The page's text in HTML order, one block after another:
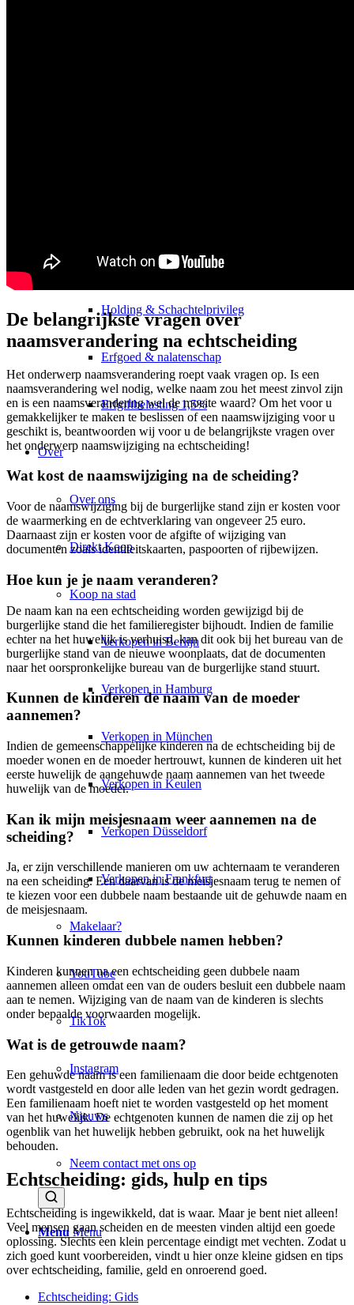
Onroerend goed belasting VS
Holding & Schachtelprivileg
Erfgoed & nalatenschap
Erfgiftbelasting 1,5%
Over
Over ons
Direkt Koop
Koop na stad
Verkopen in Berlijn
Verkopen in Hamburg
Verkopen in München
Verkopen in Keulen
Verkopen Düsseldorf
Verkopen in Frankfurt
Makelaar?
YouTube
TikTok
Instagram
Nieuws
Neem contact met ons op
Menu Menu
De belangrijkste vragen over
naamsverandering na echtscheiding
Het onderwerp naamsverandering roept vaak vragen op. Is een
naamsverandering wel nodig, welke naam zou het meest zinvol zijn
en is een naamsverandering wel de moeite waard? Om het voor u
gemakkelijker te maken te beslissen of een naamswijziging voor u
geschikt is, beantwoorden wij voor u de belangrijkste vragen over
het onderwerp naamswijziging na echtscheiding!
Wat kost de naamswijziging na de scheiding?
Voor de naamswijziging bij de burgerlijke stand zijn er kosten voor
de waarmerking en de echtverklaring van ongeveer 25 euro.
Daarnaast zijn er kosten voor de afgifte of wijziging van
documenten zoals identiteitskaarten, paspoorten of rijbewijzen.
Hoe kun je je naam veranderen?
De naam kan na een echtscheiding worden gewijzigd bij de
burgerlijke stand die het familieregister bijhoudt. Indien de familie
echter na het huwelijk is verhuisd, kan dit ook bij het bureau van de
burgerlijke stand van de nieuwe woonplaats, dat de documenten
naar het oorspronkelijke bureau van de burgerlijke stand stuurt.
Kunnen de kinderen de naam van de moeder
aannemen?
Indien de gemeenschappelijke kinderen na de echtscheiding bij de
moeder wonen en de moeder hertrouwt, kunnen de kinderen uit het
eerste huwelijk de aangehuwde naam aannemen van het tweede
huwelijk van de moeder.
Kan ik mijn meisjesnaam weer aannemen na de
scheiding?
Ja, er zijn verschillende manieren om uw achternaam te veranderen
na een scheiding. Een daarvan is de meisjesnaam terug te nemen of
te kiezen voor een dubbele naam bestaande uit de gehuwde naam en
de meisjesnaam.
Kunnen kinderen dubbele namen hebben?
Kinderen kunnen na een echtscheiding geen dubbele naam
aannemen alleen omdat een van de ouders besluit een dubbele naam
aan te nemen. Wijziging van de naam van de kinderen is slechts
onder bepaalde voorwaarden mogelijk.
Wat is de getrouwde naam?
Een gehuwde naam is een familienaam die door beide echtgenoten
wordt vastgesteld en door alle leden van het gezin wordt gedragen.
Een familienaam hoeft niet te worden vastgesteld op het moment
van het huwelijk. De echtgenoten kunnen de namen die zij op het
ogenblik van het huwelijk hebben gebruikt, ook na het huwelijk
behouden.
Echtscheiding: gids, hulp en tips
Echtscheiding is ingewikkeld, dat is waar. Maar je bent niet alleen!
Veel mensen gaan scheiden en de meesten vinden altijd een goede
oplossing. Slechts een klein percentage eindigt met vechten. Zodat u
zich goed kunt voorbereiden, vindt u hier onze kleine gidsen en tips
over echtscheiding, familie, geld en onroerend goed.
Echtscheiding: Gids